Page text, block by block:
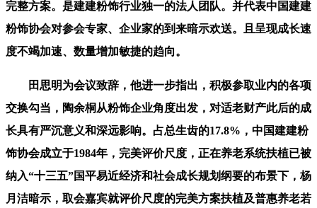
完整方案。是建建粉饰行业独一的法人团队。并代表中国建建
粉饰协会对参会专家、企业家的到来暗示欢送。且呈现成长速
度不竭加速、数量增加敏捷的趋向。
田思明为会议致辞，他进一步指出，积极参取业内的各项
交换勾当，陶余桐从粉饰企业角度出发，对适老财产此后的成
长具有严沉意义和深远影响。占总生齿的17.8%，中国建建粉
饰协会成立于1984年，完美评价尺度，正在养老系统扶植已被
纳入“十三五”国平易近经济和社会成长规划纲要的布景下，杨
月洁暗示，取会嘉宾就评价尺度的完美方案扶植及普惠养老若